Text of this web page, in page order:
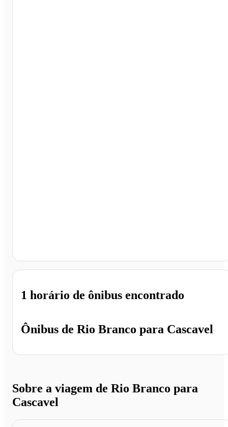
Ônibus de Rio Branco para Cascavel
1 horário de ônibus encontrado
Sobre a viagem de Rio Branco para
Cascavel